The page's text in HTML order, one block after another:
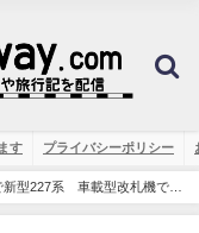
す プライバシーポリシー
新型227系 車載型改札機で和